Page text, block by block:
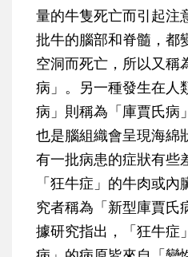
量的牛隻死亡而引起注
批牛的腦部和脊髓，都
空洞而死亡，所以又稱
病」。另一種發生在人
病」則稱為「庫賈氏病
也是腦組織會呈現海綿
有一批病患的症狀有些
「狂牛症」的牛肉或
究者稱為「新型庫賈氏
據研究指出，「狂牛症